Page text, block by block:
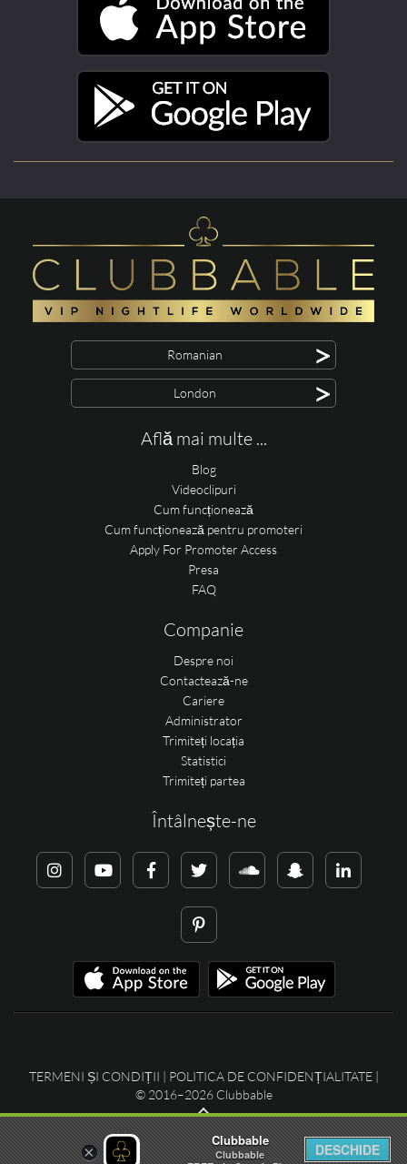
Romanian >
London >
Află mai multe ...
Blog
Videoclipuri
Cum funcționează
Cum funcționează pentru promoteri
Apply For Promoter Access
Presa
FAQ
Companie
Despre noi
Contactează-ne
Cariere
Administrator
Trimiteți locația
Statistici
Trimiteți partea
Întâlnește-ne
TERMENI ȘI CONDIȚII | POLITICA DE CONFIDENȚIALITATE|
© 2016–2026 Clubbable
×
Clubbable
Clubbable
DESCHIDE